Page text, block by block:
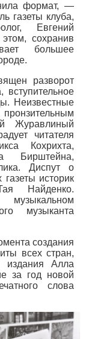
формат, —
газеты клуба,
Евгений
сохранив
большее
разворот
вступительное
Неизвестные
пронзительным
Журавлиный
читателя
Кохрихта,
Бирштейна,
Диспут о
газеты историк
Найденко.
музыканта
создания
всех стран,
издания Алла
за год новой
слова